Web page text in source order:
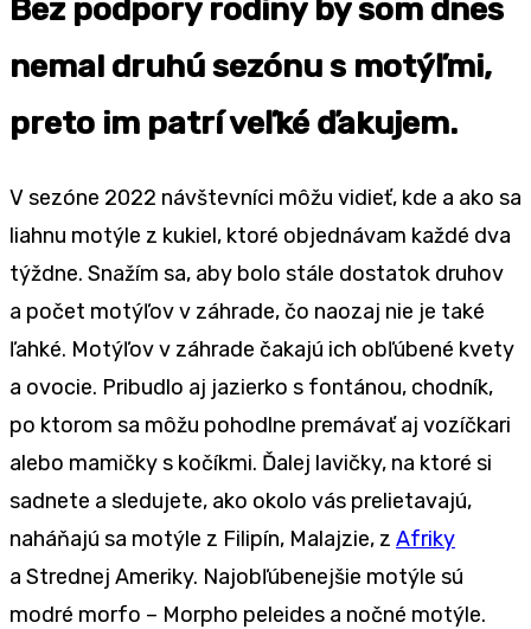
Bez podpory rodiny by som dnes
nemal druhú sezónu s motýľmi,
preto im patrí veľké ďakujem.
V sezóne 2022 návštevníci môžu vidieť, kde a ako sa
liahnu motýle z kukiel, ktoré objednávam každé dva
týždne. Snažím sa, aby bolo stále dostatok druhov
a počet motýľov v záhrade, čo naozaj nie je také
ľahké. Motýľov v záhrade čakajú ich obľúbené kvety
a ovocie. Pribudlo aj jazierko s fontánou, chodník,
po ktorom sa môžu pohodlne premávať aj vozíčkari
alebo mamičky s kočíkmi. Ďalej lavičky, na ktoré si
sadnete a sledujete, ako okolo vás prelietavajú,
naháňajú sa motýle z Filipín, Malajzie, z Afriky
a Strednej Ameriky. Najobľúbenejšie motýle sú
modré morfo – Morpho peleides a nočné motýle.